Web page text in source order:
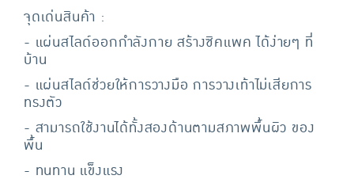
จุดเด่นสินค้า :
- แผ่นสไลด์ออกกำลังกาย สร้างซิคแพค ได้ง่ายๆ ที่
บ้าน
- แผ่นสไลด์ช่วยให้การวางมือ การวางเท้าไม่เสียการ
ทรงตัว
- สามารถใช้งานได้ทั้งสองด้านตามสภาพพื้นผิว ของ
พื้น
- ทนทาน แข็งแรง